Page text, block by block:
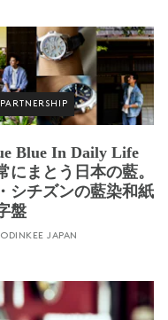
Blue In Daily Life
にまとう日本の藍。
シチズンの藍染和紙
盤
JAPAN